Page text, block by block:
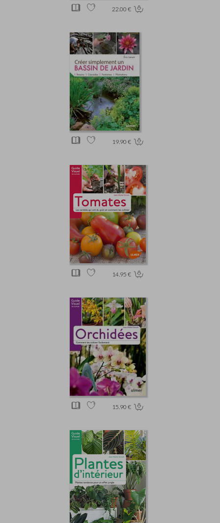
22.00 €
19.90 €
14.95 €
15.90 €